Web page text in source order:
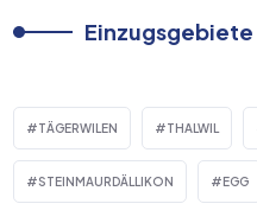
Einzugsgebiete
TÄGERWILEN THALWIL
STEINMAURDÄLLIKON EGG